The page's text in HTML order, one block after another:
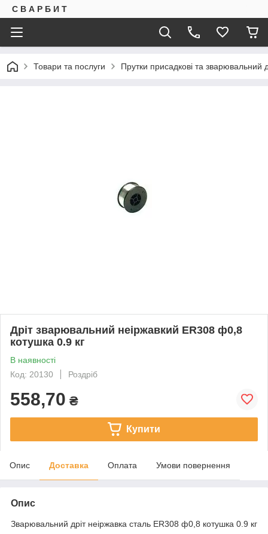
С В А Р Б И Т
Товари та послуги Прутки присадкові та зварювальний
Дріт зварювальний неіржавкий ER308 ф0,8
котушка 0.9 кг
В наявності
Код: 20130
Роздріб
558,70 ₴
Купити
Опис Доставка Оплата Умови повернення
Опис
Зварювальний дріт неіржавка сталь ER308 ф0,8 котушка 0.9 кг